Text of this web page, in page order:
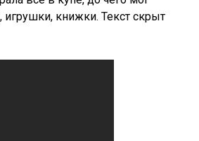
игрушки, книжки. Текст скрыт